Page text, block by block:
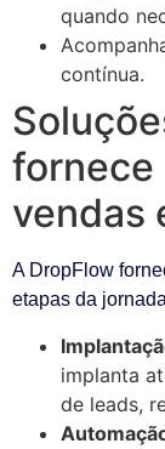
quando
contínua.
fornece
vendas
A DropFlow
etapas da
implanta
de leads,